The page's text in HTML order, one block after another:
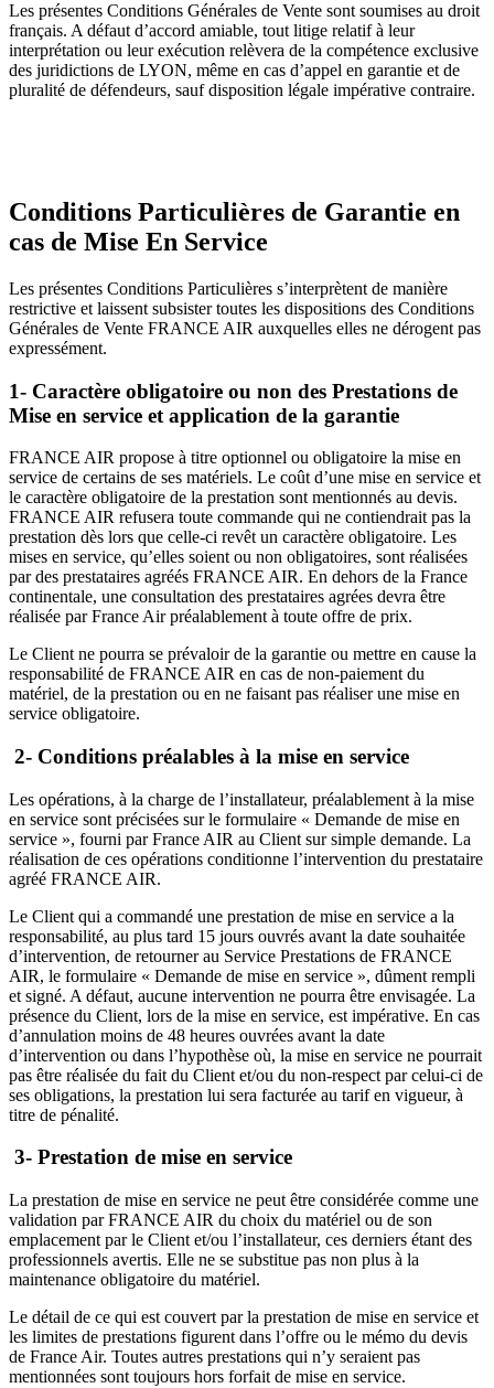
Les présentes Conditions Générales de Vente sont soumises au droit
français. A défaut d’accord amiable, tout litige relatif à leur
interprétation ou leur exécution relèvera de la compétence exclusive
des juridictions de LYON, même en cas d’appel en garantie et de
pluralité de défendeurs, sauf disposition légale impérative contraire.
Conditions Particulières de Garantie en
cas de Mise En Service
Les présentes Conditions Particulières s’interprètent de manière
restrictive et laissent subsister toutes les dispositions des Conditions
Générales de Vente FRANCE AIR auxquelles elles ne dérogent pas
expressément.
1- Caractère obligatoire ou non des Prestations de
Mise en service et application de la garantie
FRANCE AIR propose à titre optionnel ou obligatoire la mise en
service de certains de ses matériels. Le coût d’une mise en service et
le caractère obligatoire de la prestation sont mentionnés au devis.
FRANCE AIR refusera toute commande qui ne contiendrait pas la
prestation dès lors que celle-ci revêt un caractère obligatoire. Les
mises en service, qu’elles soient ou non obligatoires, sont réalisées
par des prestataires agréés FRANCE AIR. En dehors de la France
continentale, une consultation des prestataires agrées devra être
réalisée par France Air préalablement à toute offre de prix.
Le Client ne pourra se prévaloir de la garantie ou mettre en cause la
responsabilité de FRANCE AIR en cas de non-paiement du
matériel, de la prestation ou en ne faisant pas réaliser une mise en
service obligatoire.
2- Conditions préalables à la mise en service
Les opérations, à la charge de l’installateur, préalablement à la mise
en service sont précisées sur le formulaire « Demande de mise en
service », fourni par France AIR au Client sur simple demande. La
réalisation de ces opérations conditionne l’intervention du prestataire
agréé FRANCE AIR.
Le Client qui a commandé une prestation de mise en service a la
responsabilité, au plus tard 15 jours ouvrés avant la date souhaitée
d’intervention, de retourner au Service Prestations de FRANCE
AIR, le formulaire « Demande de mise en service », dûment rempli
et signé. A défaut, aucune intervention ne pourra être envisagée. La
présence du Client, lors de la mise en service, est impérative. En cas
d’annulation moins de 48 heures ouvrées avant la date
d’intervention ou dans l’hypothèse où, la mise en service ne pourrait
pas être réalisée du fait du Client et/ou du non-respect par celui-ci de
ses obligations, la prestation lui sera facturée au tarif en vigueur, à
titre de pénalité.
3- Prestation de mise en service
La prestation de mise en service ne peut être considérée comme une
validation par FRANCE AIR du choix du matériel ou de son
emplacement par le Client et/ou l’installateur, ces derniers étant des
professionnels avertis. Elle ne se substitue pas non plus à la
maintenance obligatoire du matériel.
Le détail de ce qui est couvert par la prestation de mise en service et
les limites de prestations figurent dans l’offre ou le mémo du devis
de France Air. Toutes autres prestations qui n’y seraient pas
mentionnées sont toujours hors forfait de mise en service.